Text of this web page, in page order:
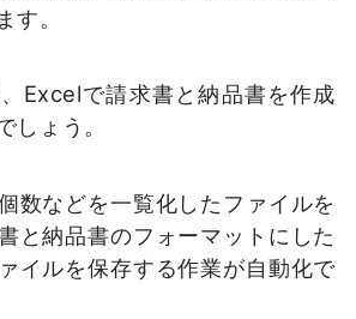
す。
Excelで請求書と納品書を作成
しょう。
数などを一覧化したファイルを
と納品書のフォーマットにした
イルを保存する作業が自動化で